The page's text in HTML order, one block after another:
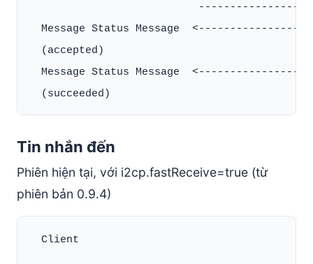
Message Status Message
  (accepted)
Message Status Message
Tin nhắn đến
Phiên hiện tại, với i2cp.fastReceive=true (từ
phiên bản 0.9.4)
Client